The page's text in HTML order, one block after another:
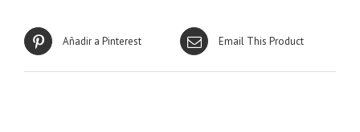
Añadir a Pinterest Email This Product